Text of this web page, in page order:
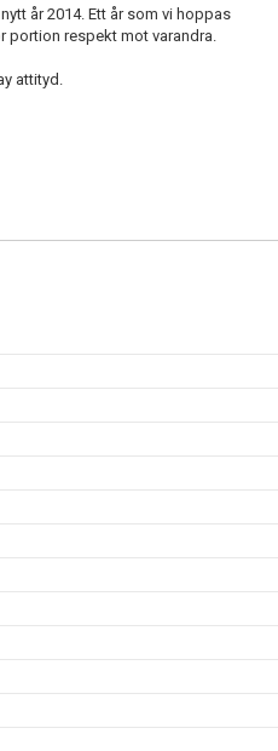
år 2014. Ett år som vi hoppas
portion respekt mot varandra.
attityd.